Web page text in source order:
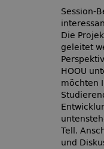
Session-
Die
geleitet
HOOU
möchten
Tell.
und